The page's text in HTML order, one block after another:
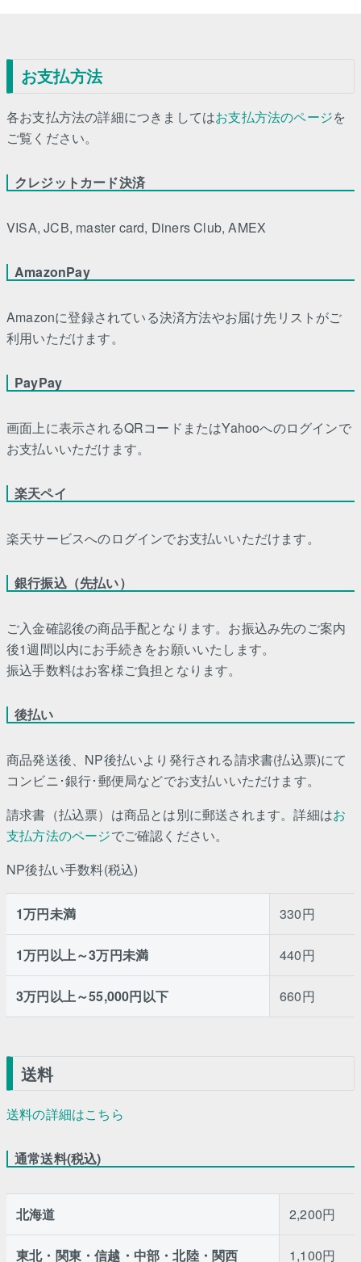
お支払方法
各お支払方法の詳細につきましてはお支払方法のページを
ご覧ください。
クレジットカード決済
VISA, JCB, master card, Diners Club, AMEX
AmazonPay
Amazonに登録されている決済方法やお届け先リストがご
利用いただけます。
PayPay
画面上に表示されるQRコードまたはYahooへのログインで
お支払いいただけます。
楽天ペイ
楽天サービスへのログインでお支払いいただけます。
銀行振込（先払い）
ご入金確認後の商品手配となります。お振込み先のご案内
後1週間以内にお手続きをお願いいたします。
振込手数料はお客様ご負担となります。
後払い
商品発送後、NP後払いより発行される請求書(払込票)にて
コンビニ･銀行･郵便局などでお支払いいただけます。
請求書（払込票）は商品とは別に郵送されます。詳細はお
支払方法のページでご確認ください。
NP後払い手数料(税込)
1万円未満 330円
1万円以上～3万円未満 440円
3万円以上～55,000円以下 660円
送料
送料の詳細はこちら
通常送料(税込)
北海道 2,200円
東北・関東・信越・中部・北陸・関西 1,100円